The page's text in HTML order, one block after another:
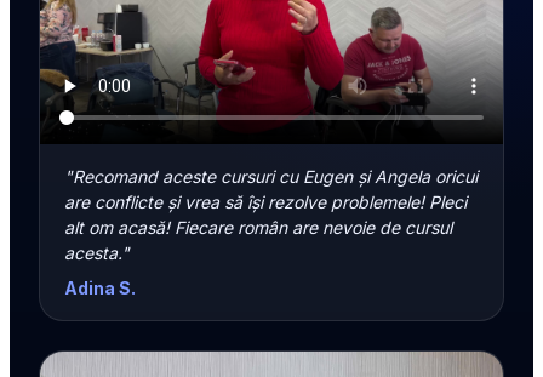
"Recomand aceste cursuri cu Eugen și Angela oricui
are conflicte și vrea să își rezolve problemele! Pleci
alt om acasă! Fiecare român are nevoie de cursul
acesta."
Adina S.